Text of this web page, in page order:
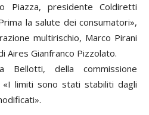
Piazza, presidente Coldiretti
la salute dei consumatori»,
multirischio, Marco Pirani
Aires Gianfranco Pizzolato.
Bellotti, della commissione
«I limiti sono stati stabiliti dagli